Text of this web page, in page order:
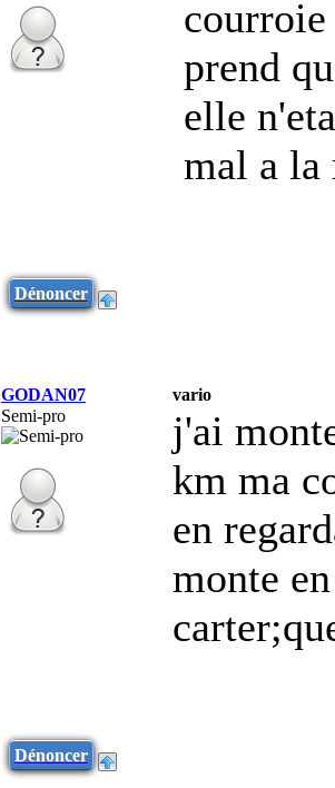
prend
elle
mal a la
Dénoncer
GODAN07
vario
Semi-pro
j'ai
km ma
en
monte
Dénoncer